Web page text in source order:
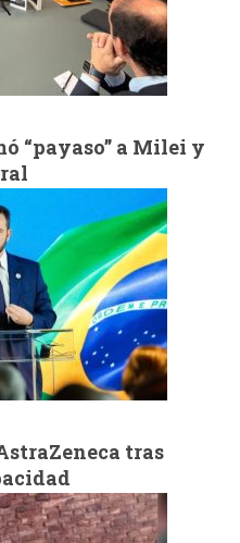
“payaso” a Milei y
tras